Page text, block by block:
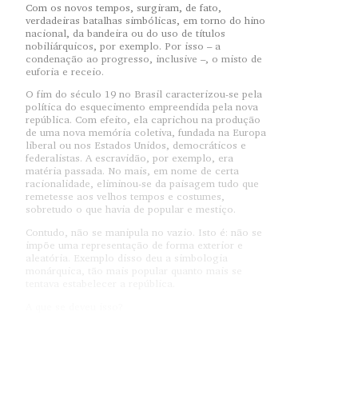
Com os novos tempos, surgiram, de fato,
verdadeiras batalhas simbólicas, em torno do hino
nacional, da bandeira ou do uso de títulos
nobiliárquicos, por exemplo. Por isso – a
condenação ao progresso, inclusive –, o misto de
euforia e receio.
O fim do século 19 no Brasil caracterizou-se pela
política do esquecimento empreendida pela nova
república. Com efeito, ela caprichou na produção
de uma nova memória coletiva, fundada na Europa
liberal ou nos Estados Unidos, democráticos e
federalistas. A escravidão, por exemplo, era
matéria passada. No mais, em nome de certa
racionalidade, eliminou-se da paisagem tudo que
remetesse aos velhos tempos e costumes,
sobretudo o que havia de popular e mestiço.
Contudo, não se manipula no vazio. Isto é: não se
impõe uma representação de forma exterior e
aleatória. Exemplo disso deu a simbologia